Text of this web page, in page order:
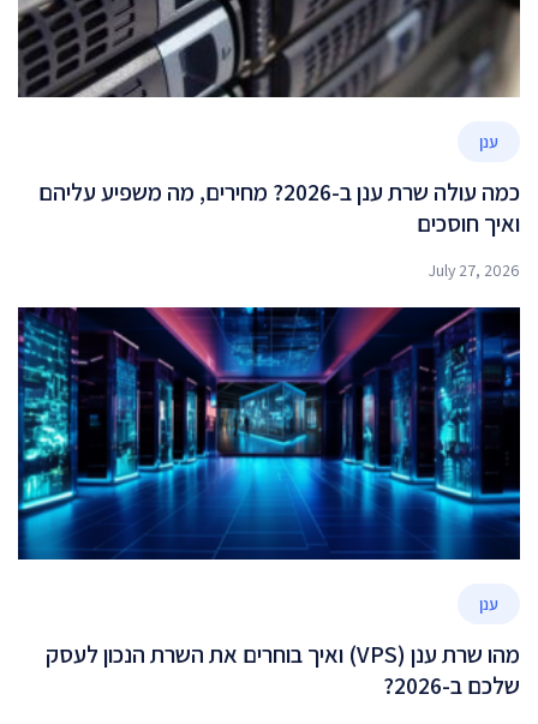
ענן
כמה עולה שרת ענן ב-2026? מחירים, מה משפיע עליהם
ואיך חוסכים
July 27, 2026
ענן
מהו שרת ענן (VPS) ואיך בוחרים את השרת הנכון לעסק
שלכם ב-2026?